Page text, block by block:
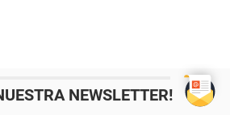
NEWSLETTER!